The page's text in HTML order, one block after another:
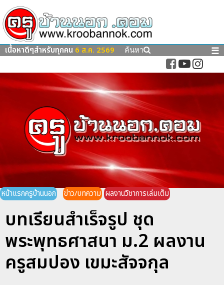
เนื้อหาดีๆสำหรับทุกคน 6 ส.ค. 2569 ค้นหา ☰
หน้าแรกครูบ้านนอก ข่าว/บทความ ผลงานวิชาการเล่มเต็ม
บทเรียนสำเร็จรูป ชุด
พระพุทธศาสนา ม.2 ผลงาน
ครูสมปอง เขมะสัจจกุล